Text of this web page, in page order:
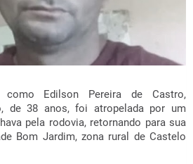
Edilson Pereira de Castro,
de 38 anos, foi atropelada por um
pela rodovia, retornando para sua
Bom Jardim, zona rural de Castelo